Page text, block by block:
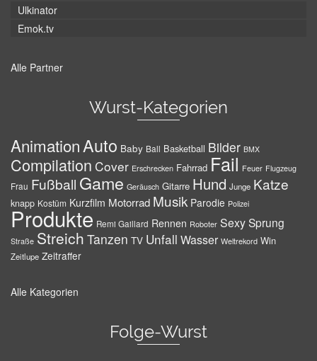
Ulkinator
Emok.tv
Alle Partner
Wurst-Kategorien
AnimationAuto Baby Ball Basketball Bilder BMX
Compilation Cover Erschrecken Fahrrad Fail Feuer Flugzeug
Frau Fußball Game Geräusch Gitarre Hund Junge Katze
knapp Kostüm Kurzfilm Motorrad Musik Parodie Polizei
Produkte Remi Gaillard Rennen Roboter SexySprung
Straße Streich Tanzen TV Unfall Wasser Weltrekord Win
Zeitlupe Zeitraffer
Alle Kategorien
Folge-Wurst